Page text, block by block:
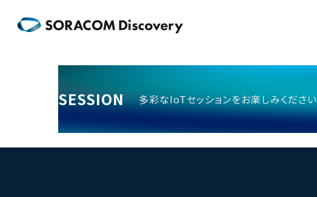
SESSION 多彩なIoTセッションをお楽しみください